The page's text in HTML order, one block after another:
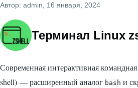
Автор: admin , 16 января, 2024
Терминал Linux
Современная интерактивная
shell) — расширенный аналог bash и